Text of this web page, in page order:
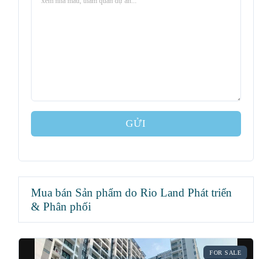
GỬI
Mua bán Sản phẩm do Rio Land Phát triển
& Phân phối
FOR SALE